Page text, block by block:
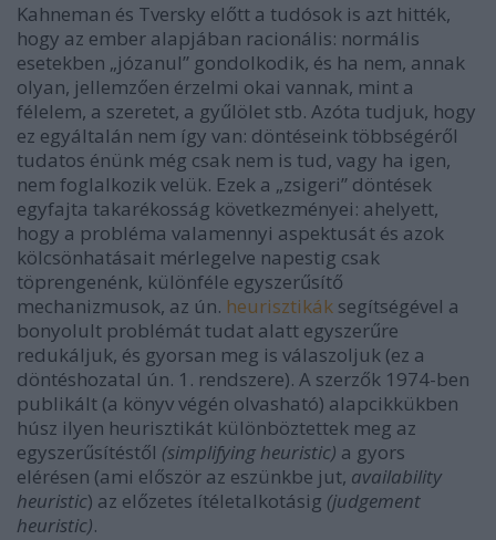
Kahneman és Tversky előtt a tudósok is azt hitték,
hogy az ember alapjában racionális: normális
esetekben „józanul” gondolkodik, és ha nem, annak
olyan, jellemzően érzelmi okai vannak, mint a
félelem, a szeretet, a gyűlölet stb. Azóta tudjuk, hogy
ez egyáltalán nem így van: döntéseink többségéről
tudatos énünk még csak nem is tud, vagy ha igen,
nem foglalkozik velük. Ezek a „zsigeri” döntések
egyfajta takarékosság következményei: ahelyett,
hogy a probléma valamennyi aspektusát és azok
kölcsönhatásait mérlegelve napestig csak
töprengenénk, különféle egyszerűsítő
mechanizmusok, az ún. heurisztikák segítségével a
bonyolult problémát tudat alatt egyszerűre
redukáljuk, és gyorsan meg is válaszoljuk (ez a
döntéshozatal ún. 1. rendszere). A szerzők 1974-ben
publikált (a könyv végén olvasható) alapcikkükben
húsz ilyen heurisztikát különböztettek meg az
egyszerűsítéstől (simplifying heuristic) a gyors
elérésen (ami először az eszünkbe jut, availability
heuristic) az előzetes ítéletalkotásig (judgement
heuristic).